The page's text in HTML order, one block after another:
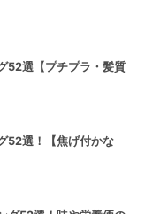
52選【プチプラ・髪質
52選！【焦げ付かな